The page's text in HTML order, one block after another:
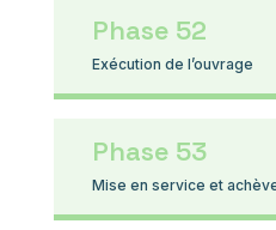
Phase 52
Exécution de l’ouvrage
Phase 53
Mise en service et